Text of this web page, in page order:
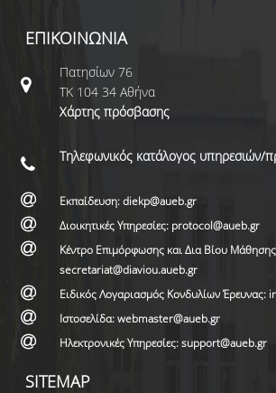
ΕΠΙΚΟΙΝΩΝΙΑ
Πατησίων 76
ΤΚ 104 34 Αθήνα
Χάρτης πρόσβασης
Τηλεφωνικός κατάλογος υπηρεσιών/
Εκπαίδευση: diekp@aueb.gr
Διοικητικές Υπηρεσίες: protocol@aueb.gr
Κέντρο Επιμόρφωσης και Δια Βίου
secretariat@diaviou.aueb.gr
Ειδικός Λογαριασμός Κονδυλίων Έρευνας:
Ιστοσελίδα: webmaster@aueb.gr
Ηλεκτρονικές Υπηρεσίες: support@aueb.gr
SITEMAP